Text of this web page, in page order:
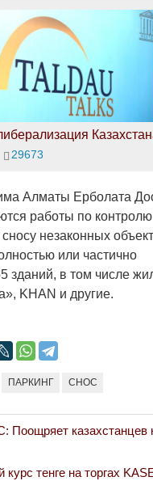
29673
Алматы Ерболата
работы по контролю
незаконных
или частично
зданий, в том числе
KHAN и другие.
ПАРКИНГ СНОС
казахстанцев
тенге на торгах